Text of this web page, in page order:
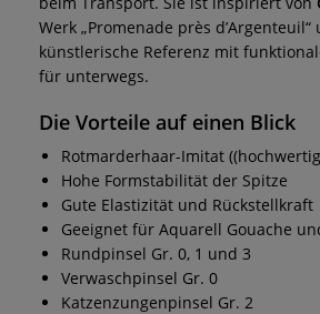
Werk „Promenade près
künstlerische Referenz mit
für unterwegs.
Die Vorteile auf einen Blick
Rotmarderhaar-Imitat
Hohe Formstabilität der Spitze
Gute Elastizität und Rückstellkraft
Geeignet für Aquarell Gouache
Rundpinsel Gr. 0, 1 und 3
Verwaschpinsel Gr. 0
Katzenzungenpinsel Gr. 2